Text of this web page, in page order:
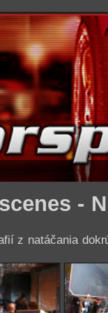
-
z natáčania